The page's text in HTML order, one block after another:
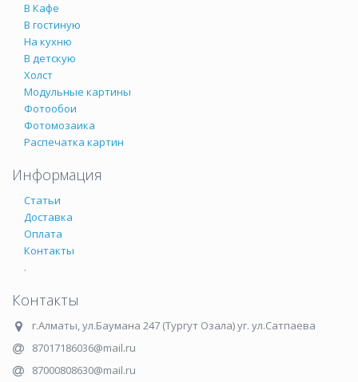
В Кафе
В гостиную
На кухню
В детскую
Холст
Модульные картины
Фотообои
Фотомозаика
Распечатка картин
Информация
Статьи
Доставка
Оплата
Контакты
.
Контакты
г.Алматы,ул.Баумана 247 (Тургут Озала) уг. ул.Сатпаева
87017186036@mail.ru
87000808630@mail.ru